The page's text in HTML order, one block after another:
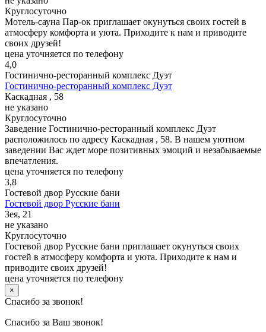
Круглосуточно
Мотель-сауна Пар-ок приглашает окунуться своих гостей в
атмосферу комфорта и уюта. Приходите к нам и приводите
своих друзей!
цена уточняется по телефону
4,0
Гостинично-ресторанный комплекс Дуэт
Гостинично-ресторанный комплекс Дуэт
Каскадная , 58
не указано
Круглосуточно
Заведение Гостинично-ресторанный комплекс Дуэт
расположилось по адресу Каскадная , 58. В нашем уютном
заведении Вас ждет море позитивных эмоций и незабываемые
впечатления.
цена уточняется по телефону
3,8
Гостевой двор Русские бани
Гостевой двор Русские бани
Зея, 21
не указано
Круглосуточно
Гостевой двор Русские бани приглашает окунуться своих
гостей в атмосферу комфорта и уюта. Приходите к нам и
приводите своих друзей!
цена уточняется по телефону
×
Спасибо за звонок!
Спасибо за Ваш звонок!